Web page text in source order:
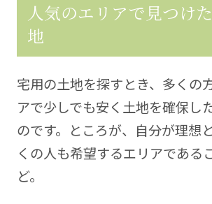
https://kura-labo.com/
人気のエリアで見つけ
地
宅用の土地を探すとき、多くの
アで少しでも安く土地を確保し
のです。ところが、自分が理想
くの人も希望するエリアである
ど。